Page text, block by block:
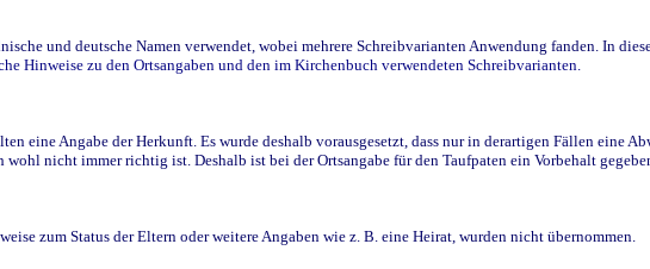
und deutsche Namen verwendet, wobei mehrere Schreibvarianten Anwendung fanden. In
Hinweise zu den Ortsangaben und den im Kirchenbuch verwendeten Schreibvarianten.
eine Angabe der Herkunft. Es wurde deshalb vorausgesetzt, dass nur in derartigen Fällen eine
nicht immer richtig ist. Deshalb ist bei der Ortsangabe für den Taufpaten ein Vorbehalt
zum Status der Eltern oder weitere Angaben wie z. B. eine Heirat, wurden nicht übernommen.